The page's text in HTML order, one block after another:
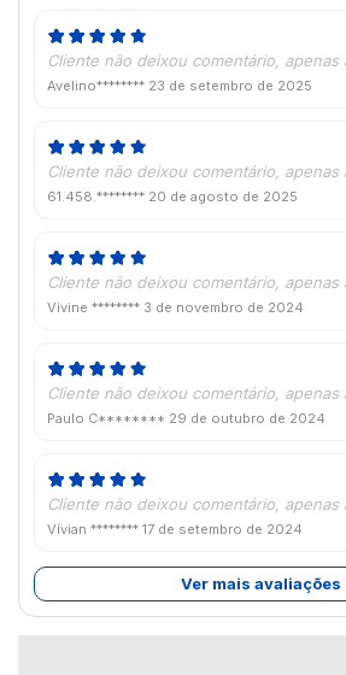
Cliente não deixou comentário, apenas
Avelino******** 23 de setembro de 2025
Cliente não deixou comentário, apenas
61.458.******** 20 de agosto de 2025
Cliente não deixou comentário, apenas
Vivine ******** 3 de novembro de 2024
Cliente não deixou comentário, apenas
Paulo C******** 29 de outubro de 2024
Cliente não deixou comentário, apenas
Vívian ******** 17 de setembro de 2024
Ver mais avaliações